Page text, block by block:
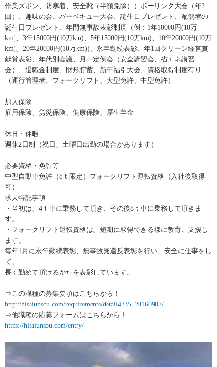
作業ズボン、防寒着、安全靴（半額免除））ボーリング大会（年2
回）、趣味の会、バーベキュー大会、誕生日プレゼント、配偶者の
誕生日プレゼント、年間無事故表彰制度（例：1年10000円(10万
km)、3年15000円(10万km)、5年15000円(10万km)、10年20000円(10万
km)、20年20000円(10万km))、永年勤続表彰、年1回グリーン経営貢
献賞表彰、年代別会議、月一定例会（安全講習会、省エネ講習
会）、退職金制度、財形貯蓄、新年福引大会、資格取得制度有り
（運行管理者、フォークリフト、大型免許、中型免許）
加入保険
雇用保険、労災保険、健康保険、厚生年金
休日・休暇
週休2日制（祝日、土曜日出勤の場合があります）
必要資格・免許等
中型自動車免許（8ｔ限定）フォークリフト運転資格（入社後取得
可）
求人特記事項
・当初は、4ｔ車に乗務して頂き、その後8ｔ車に乗務して頂きま
す。
・フォークリフト運転資格は、短期に取得できる様に教育、支援し
ます。
毎年1月に永年勤続表彰、無事故無違反表彰を行い、安全に仕事をし
て、
長く勤めて頂けるかたを表彰しています。
⇒この職種の募集要項はこちらから！
http://hisaiunsou.com/requirements/detail4335_20160907/
⇒他職種の応募フォームはこちらから！
https://hisaiunsou.com/entry/